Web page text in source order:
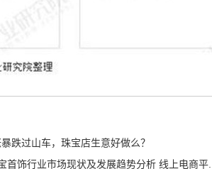
跌过山车，珠宝店生意好做么？
首饰行业市场现状及发展趋势分析 线上电商平...